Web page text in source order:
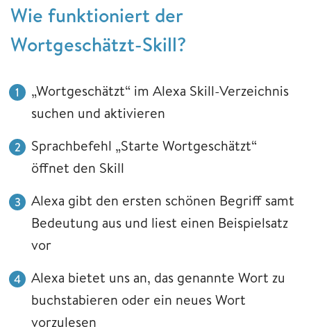
Wie funktioniert der
Wortgeschätzt-Skill?
„Wortgeschätzt“ im Alexa Skill-Verzeichnis
suchen und aktivieren
Sprachbefehl „Starte Wortgeschätzt“
öffnet den Skill
Alexa gibt den ersten schönen Begriff samt
Bedeutung aus und liest einen Beispielsatz
vor
Alexa bietet uns an, das genannte Wort zu
buchstabieren oder ein neues Wort
vorzulesen